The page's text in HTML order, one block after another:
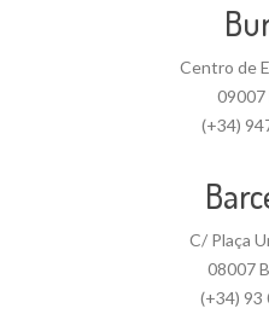
Centro de
09007
(+34)
C/ Plaça
08007
(+34) 93